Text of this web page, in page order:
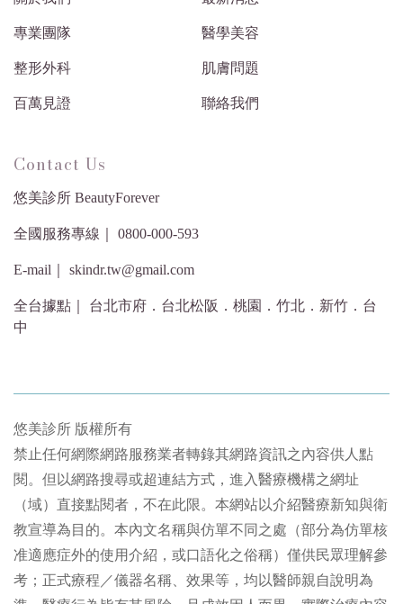
專業團隊 醫學美容
整形外科 肌膚問題
百萬見證 聯絡我們
Contact Us
悠美診所 BeautyForever
全國服務專線｜ 0800-000-593
E-mail｜ skindr.tw@gmail.com
全台據點｜ 台北市府．台北松阪．桃園．竹北．新竹．台
中
悠美診所 版權所有
禁止任何網際網路服務業者轉錄其網路資訊之內容供人點
閱。但以網路搜尋或超連結方式，進入醫療機構之網址
（域）直接點閱者，不在此限。本網站以介紹醫療新知與衛
教宣導為目的。本內文名稱與仿單不同之處（部分為仿單核
准適應症外的使用介紹，或口語化之俗稱）僅供民眾理解參
考；正式療程／儀器名稱、效果等，均以醫師親自說明為